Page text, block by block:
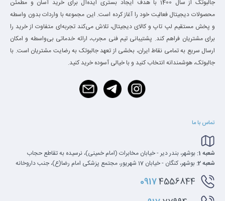
جالبوتک از سال 1400 با هدف ایجاد بستری ایده‌آل برای خرید آسان و مطمئن
محصولات دیجیتال فعالیت خود را آغاز کرده است. این مجموعه با واردات بدون واسطه
و پخش مستقیم لپ تاپ و کالای دیجیتال، تلاش می‌کند تجربه‌ای متفاوت از خرید را
برای مشتریان فراهم کند. پشتیبانی تیم فنی مجرب، ارائه خدماتی بی‌واسطه و امکان
ارسال سریع به تمامی نقاط ایران، بخشی از تعهد جالبوتک به رضایت مشتریان است. با
جالبوتک، هوشمندانه انتخاب کنید و با خیالی آسوده خرید کنید.
تماس با ما
شعبه 1:
بوشهر، بندر دیر - خیابان مخابرات (امام خمینی)، نرسیده به تقاطع حجاب
شعبه 2:
بوشهر، کنگان - خیابان 17 شهریور، مجتمع پزشکی امام رضا(ع)، جنب داروخانه
09174556844